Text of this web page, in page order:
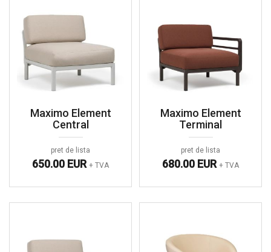
Maximo Element
Central
pret de lista
650.00 EUR + TVA
Maximo Element
Terminal
pret de lista
680.00 EUR + TVA